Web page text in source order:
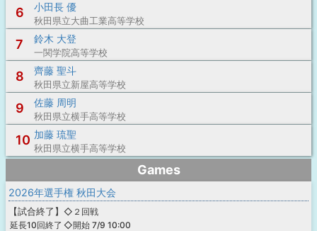
6 小田長 優
秋田県立大曲工業高等学校
7 鈴木 大登
一関学院高等学校
8 齊藤 聖斗
秋田県立新屋高等学校
9 佐藤 周明
秋田県立横手高等学校
10 加藤 琉聖
秋田県立横手高等学校
Games
2026年選手権 秋田大会
【試合終了 】
延長10回終了
◇２回戦
◇開始 7/9 10:00